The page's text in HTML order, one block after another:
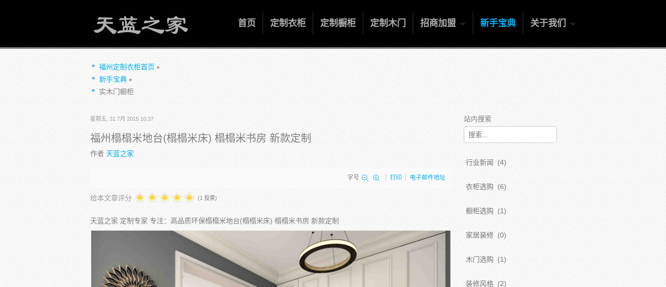
首页 定制衣柜 定制橱柜 定制木门 招商加盟 新手宝典 关于我们
福州定制衣柜首页
新手宝典
实木门橱柜
星期五, 31 7月 2015 10:37
福州榻榻米地台(榻榻米床) 榻榻米书房 新款定制
作者天蓝之家
字号 打印 电子邮件地址
给本文章评分 (1 投票)
天蓝之家 定制专家 专注：高品质环保榻榻米地台(榻榻米床) 榻榻米书房 新款定制
站内搜索
行业新闻 (4)
衣柜选购 (6)
橱柜选购 (1)
家居装修 (0)
木门选购 (1)
装修风格 (2)